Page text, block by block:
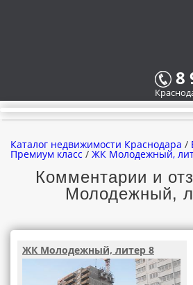
8
ВСЕ
КАРТА
ВСЕ КОТТЕДЖНЫЕ
Каталог недвижимости Краснодара /
Премиум класс / ЖК Молодежный,
Комментарии и
Молодежный,
ЖК Молодежный, литер 8